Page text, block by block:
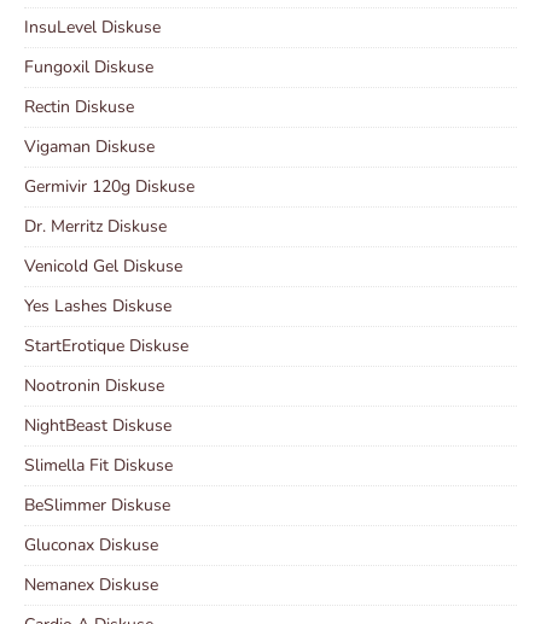
InsuLevel Diskuse
Fungoxil Diskuse
Rectin Diskuse
Vigaman Diskuse
Germivir 120g Diskuse
Dr. Merritz Diskuse
Venicold Gel Diskuse
Yes Lashes Diskuse
StartErotique Diskuse
Nootronin Diskuse
NightBeast Diskuse
Slimella Fit Diskuse
BeSlimmer Diskuse
Gluconax Diskuse
Nemanex Diskuse